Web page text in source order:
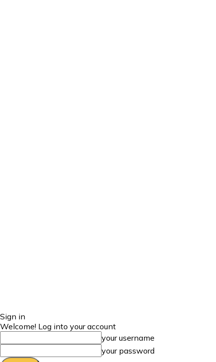
Sign in
Welcome! Log into your account
your username
your password